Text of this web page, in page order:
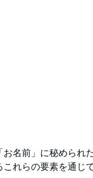
名前」に秘められ
れらの要素を通じ